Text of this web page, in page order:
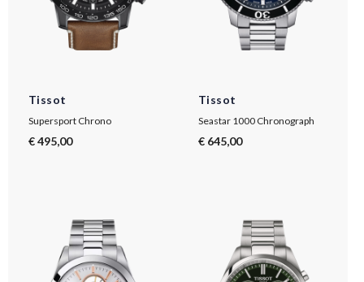
Tissot
Supersport Chrono
€ 495,00
Tissot
Seastar 1000 Chronograph
€ 645,00